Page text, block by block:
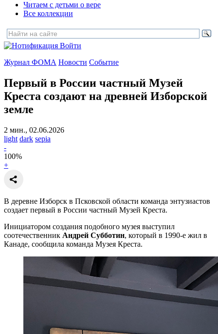
Читаем с детьми о вере
Все коллекции
Войти
Журнал ФОМА Новости Событие
Первый в России частный Музей
Креста создают на древней Изборской
земле
2 мин., 02.06.2026
light dark sepia
-
100%
+
В деревне Изборск в Псковской области команда энтузиастов
создает первый в России частный Музей Креста.
Инициатором создания подобного музея выступил
соотечественник Андрей Субботин, который в 1990-е жил в
Канаде, сообщила команда Музея Креста.